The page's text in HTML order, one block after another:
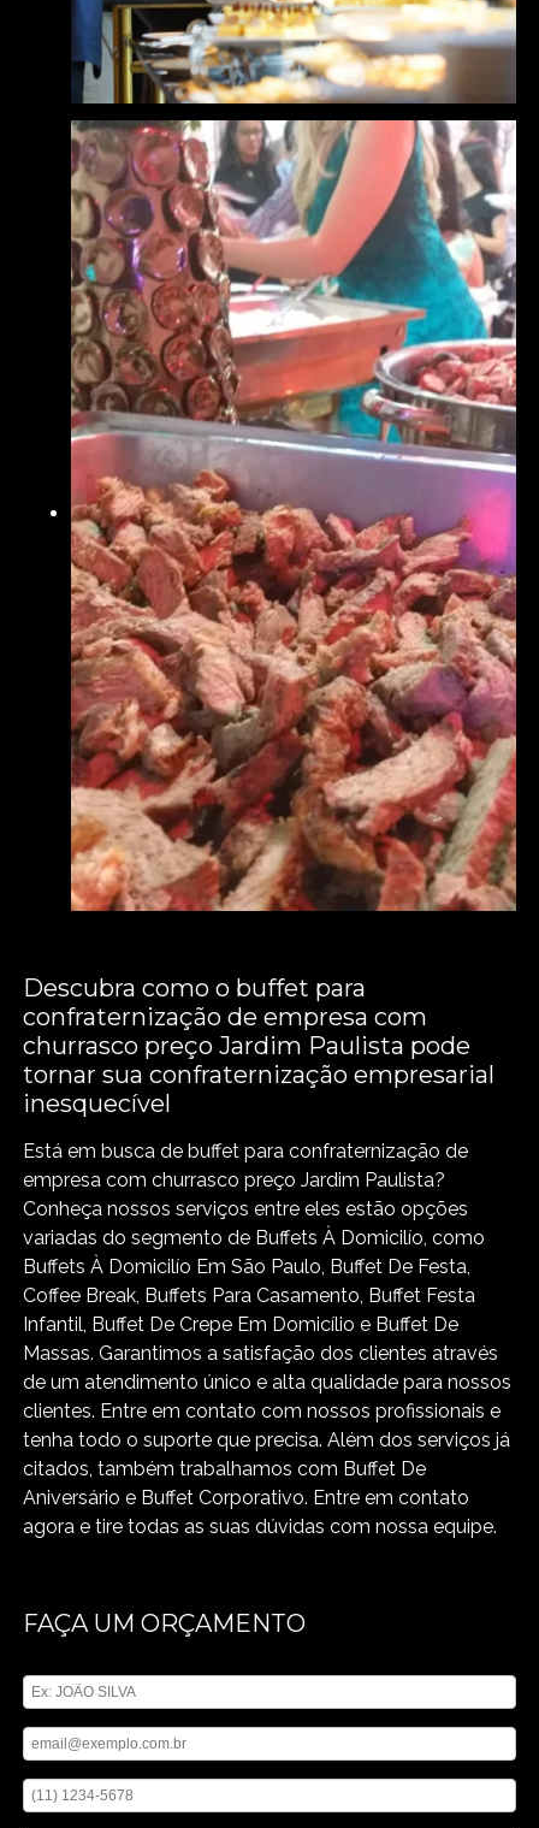
Descubra como o buffet para
confraternização de empresa com
churrasco preço Jardim Paulista pode
tornar sua confraternização empresarial
inesquecível
Está em busca de buffet para confraternização de
empresa com churrasco preço Jardim Paulista?
Conheça nossos serviços entre eles estão opções
variadas do segmento de Buffets À Domicilío, como
Buffets À Domicilío Em São Paulo, Buffet De Festa,
Coffee Break, Buffets Para Casamento, Buffet Festa
Infantil, Buffet De Crepe Em Domicílio e Buffet De
Massas. Garantimos a satisfação dos clientes através
de um atendimento único e alta qualidade para nossos
clientes. Entre em contato com nossos profissionais e
tenha todo o suporte que precisa. Além dos serviços já
citados, também trabalhamos com Buffet De
Aniversário e Buffet Corporativo. Entre em contato
agora e tire todas as suas dúvidas com nossa equipe.
FAÇA UM ORÇAMENTO